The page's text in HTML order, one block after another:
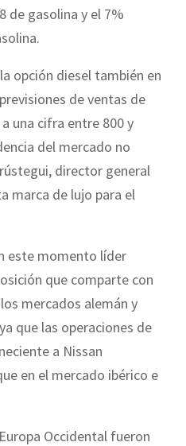
de gasolina y el 7%
opción diesel también en
de ventas de
una cifra entre 800 y
del mercado no
director general
marca de lujo para el
este momento líder
que comparte con
mercados alemán y
que las operaciones de
a Nissan
en el mercado ibérico e
Occidental fueron